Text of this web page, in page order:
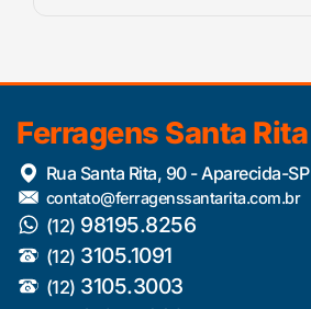
Ferragens Santa Rita
Rua Santa Rita, 90 - Aparecida-SP
contato@ferragenssantarita.com.br
(12) 98195.8256
(12) 3105.1091
(12) 3105.3003